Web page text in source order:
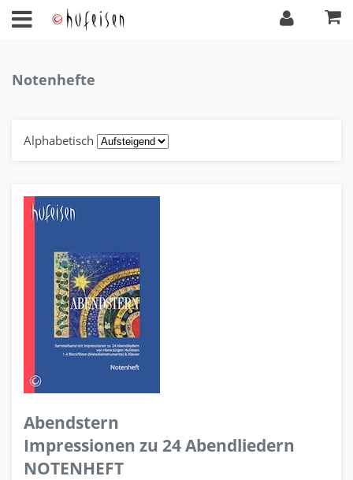
Notenhefte
Alphabetisch
Abendstern
Impressionen zu 24 Abendliedern
NOTENHEFT